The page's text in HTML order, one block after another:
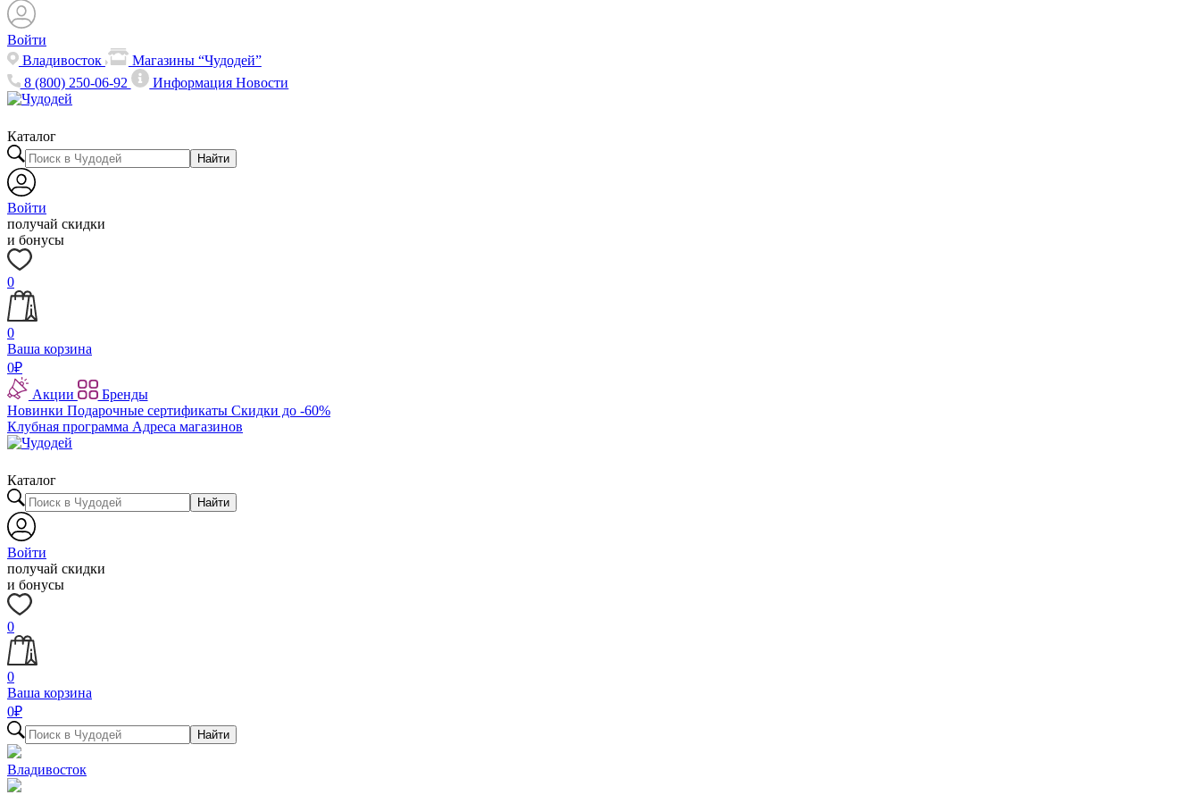
Войти
Владивосток
Магазины “Чудодей”
8 (800) 250-06-92
ИнформацияНовости
Каталог
Найти
Войти
получай скидки
и бонусы
0
0
Ваша корзина
0₽
Акции
Бренды
Новинки Подарочные сертификаты Скидки до -60%
Клубная программа Адреса магазинов
Каталог
Найти
Войти
получай скидки
и бонусы
0
0
Ваша корзина
0₽
Найти
Владивосток